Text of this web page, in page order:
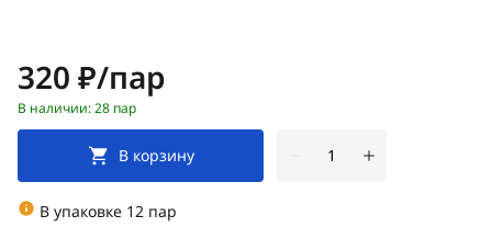
Цена:
320 ₽/пар
В наличии: 28 пар
В корзину
В упаковке 12 пар